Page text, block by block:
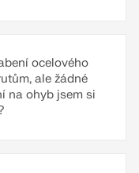
ocelového
ale žádné
na ohyb jsem si